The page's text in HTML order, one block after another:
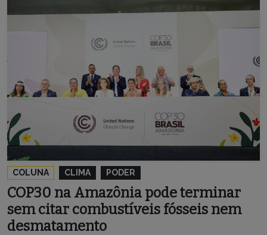
COLUNA CLIMA PODER
COP30 na Amazônia pode terminar
sem citar combustíveis fósseis nem
desmatamento